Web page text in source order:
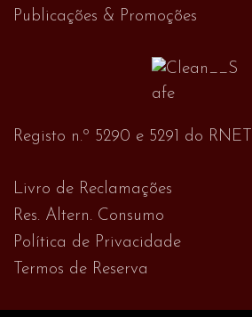
Publicações & Promoções
Registo n.º 5290 e 5291 do RNET
Livro de Reclamações
Res. Altern. Consumo
Política de Privacidade
Termos de Reserva